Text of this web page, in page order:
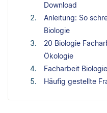
Download
Anleitung: So
Biologie
20 Biologie
Ökologie
Facharbeit
Häufig gestellte